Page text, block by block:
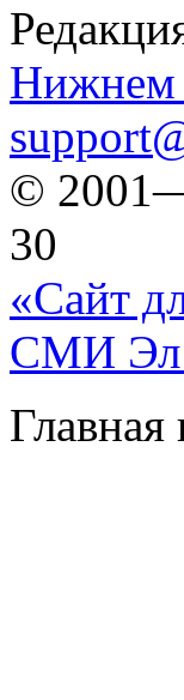
Нижнем
©
30
«Сайт
СМИ Эл
Главная